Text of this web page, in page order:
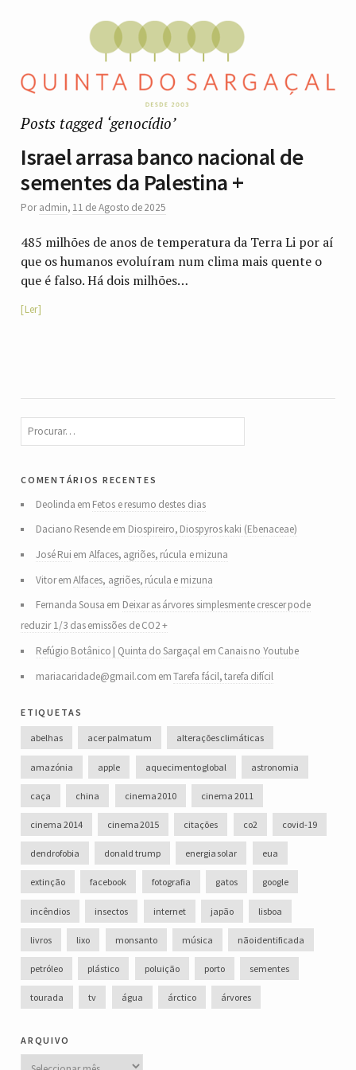
Posts tagged ‘genocídio’
Israel arrasa banco nacional de
sementes da Palestina +
Poradmin, 11 de Agosto de 2025
485 milhões de anos de temperatura da Terra Li por aí
que os humanos evoluíram num clima mais quente o
que é falso. Há dois milhões…
Ler
comentários recentes
Deolinda em Fetos e resumo destes dias
Daciano Resendeem Diospireiro, Diospyros kaki (Ebenaceae)
José Rui em Alfaces, agriões, rúcula e mizuna
VitoremAlfaces, agriões, rúcula e mizuna
Fernanda Sousa em Deixar as árvores simplesmente crescer pode
reduzir 1/3 das emissões de CO2 +
Refúgio Botânico | Quinta do Sargaçal em Canais no Youtube
mariacaridade@gmail.com emTarefa fácil, tarefa difícil
etiquetas
abelhas acer palmatum alterações climáticas
amazónia apple aquecimento global astronomia
caça china cinema 2010 cinema 2011
cinema 2014 cinema 2015 citações co2 covid-19
dendrofobia donald trump energia solar eua
extinção facebook fotografia gatos google
incêndios insectos internet japão lisboa
livros lixo monsanto música não identificada
petróleo plástico poluição porto sementes
tourada tv água árctico árvores
arquivo